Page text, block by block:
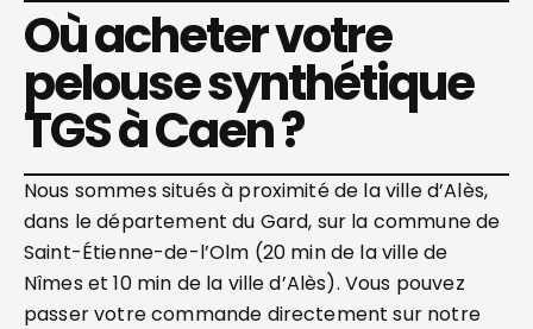
Où acheter votre
pelouse synthétique
TGS à Caen ?
Nous sommes situés à proximité de la ville d’Alès,
dans le département du Gard, sur la commune de
Saint-Étienne-de-l’Olm (20 min de la ville de
Nîmes et 10 min de la ville d’Alès). Vous pouvez
passer votre commande directement sur notre